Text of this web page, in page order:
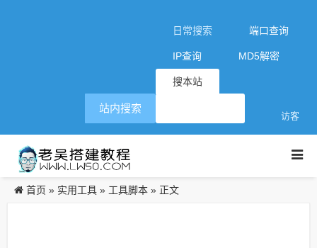
日常搜索 端口查询
IP查询 MD5解密
搜本站
访客
站内搜索
首页 » 实用工具 » 工具脚本 » 正文